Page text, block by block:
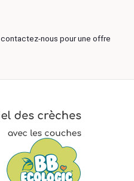
contactez-nous pour une offre